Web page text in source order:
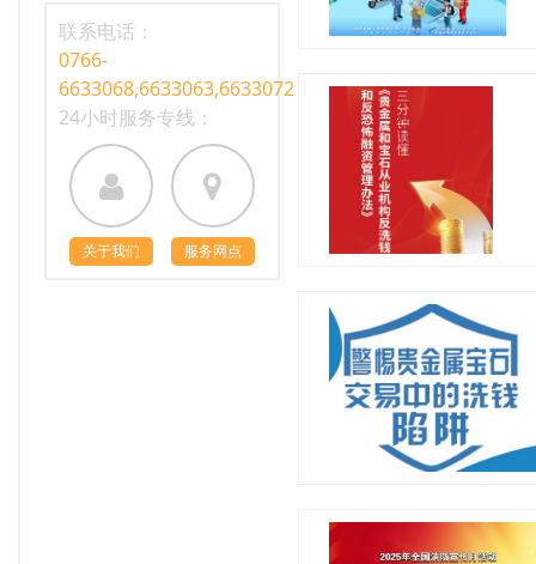
联系电话：
0766-
6633068,6633063,6633072
24小时服务专线：
关于我们 服务网点